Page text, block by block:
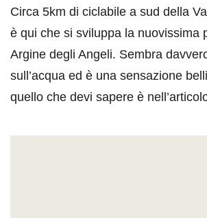
Circa 5km di ciclabile a sud della
è qui che si sviluppa la nuovissima
Argine degli Angeli. Sembra
sull’acqua ed è una sensazione
quello che devi sapere è